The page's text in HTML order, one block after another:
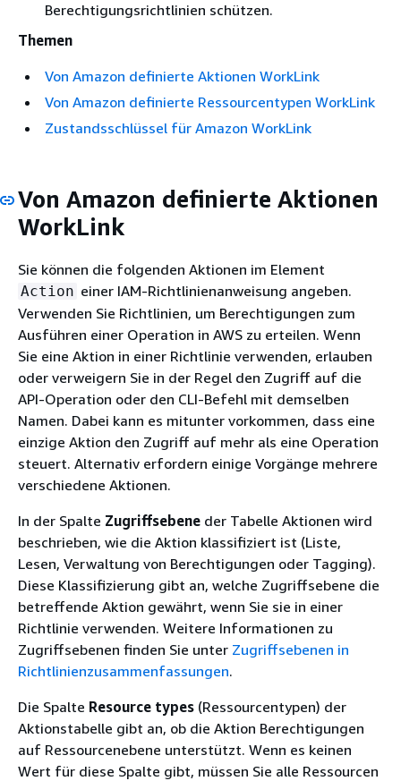
Berechtigungsrichtlinien schützen.
Themen
Von Amazon definierte Aktionen WorkLink
Von Amazon definierte Ressourcentypen WorkLink
Zustandsschlüssel für Amazon WorkLink
Von Amazon definierte Aktionen
WorkLink
Sie können die folgenden Aktionen im Element
Action einer IAM-Richtlinienanweisung angeben.
Verwenden Sie Richtlinien, um Berechtigungen zum
Ausführen einer Operation in AWS zu erteilen. Wenn
Sie eine Aktion in einer Richtlinie verwenden, erlauben
oder verweigern Sie in der Regel den Zugriff auf die
API-Operation oder den CLI-Befehl mit demselben
Namen. Dabei kann es mitunter vorkommen, dass eine
einzige Aktion den Zugriff auf mehr als eine Operation
steuert. Alternativ erfordern einige Vorgänge mehrere
verschiedene Aktionen.
In der Spalte Zugriffsebene der Tabelle Aktionen wird
beschrieben, wie die Aktion klassifiziert ist (Liste,
Lesen, Verwaltung von Berechtigungen oder Tagging).
Diese Klassifizierung gibt an, welche Zugriffsebene die
betreffende Aktion gewährt, wenn Sie sie in einer
Richtlinie verwenden. Weitere Informationen zu
Zugriffsebenen finden Sie unter Zugriffsebenen in
Richtlinienzusammenfassungen.
Die Spalte Resource types (Ressourcentypen) der
Aktionstabelle gibt an, ob die Aktion Berechtigungen
auf Ressourcenebene unterstützt. Wenn es keinen
Wert für diese Spalte gibt, müssen Sie alle Ressourcen